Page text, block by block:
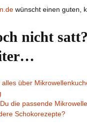
wünscht einen guten,
nicht
über
die passende Mikrowelle
Schokorezepte?